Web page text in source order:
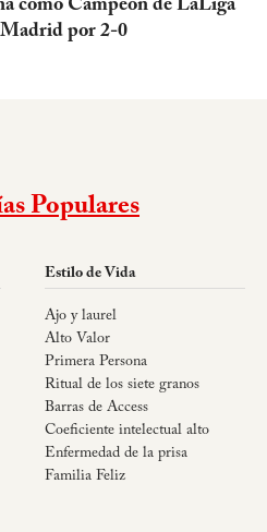
como Campeón de LaLiga
por 2-0
Populares
Estilo de Vida
Ajo y laurel
Alto Valor
Primera Persona
Ritual de los siete granos
Barras de Access
Coeficiente intelectual alto
Enfermedad de la prisa
Familia Feliz